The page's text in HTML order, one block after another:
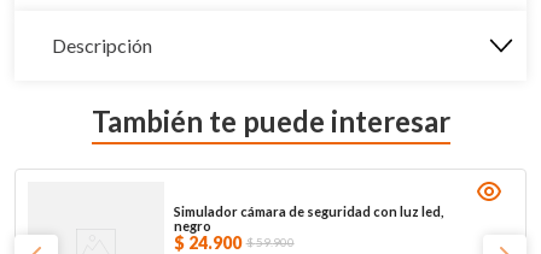
Descripción
También te puede interesar
Simulador cámara de seguridad con luz led,
negro
$ 24.900 $59.900